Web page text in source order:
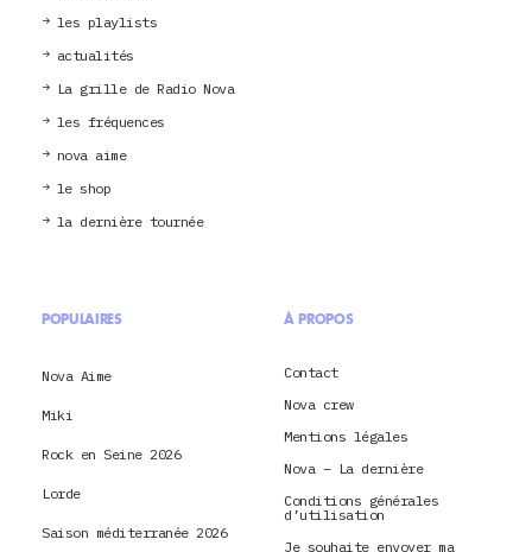
les playlists
actualités
La grille de Radio Nova
les fréquences
nova aime
le shop
la dernière tournée
POPULAIRES
Nova Aime
Miki
Rock en Seine 2026
Lorde
Saison méditerranée 2026
À PROPOS
Contact
Nova crew
Mentions légales
Nova – La dernière
Conditions générales
d’utilisation
Je souhaite envoyer ma